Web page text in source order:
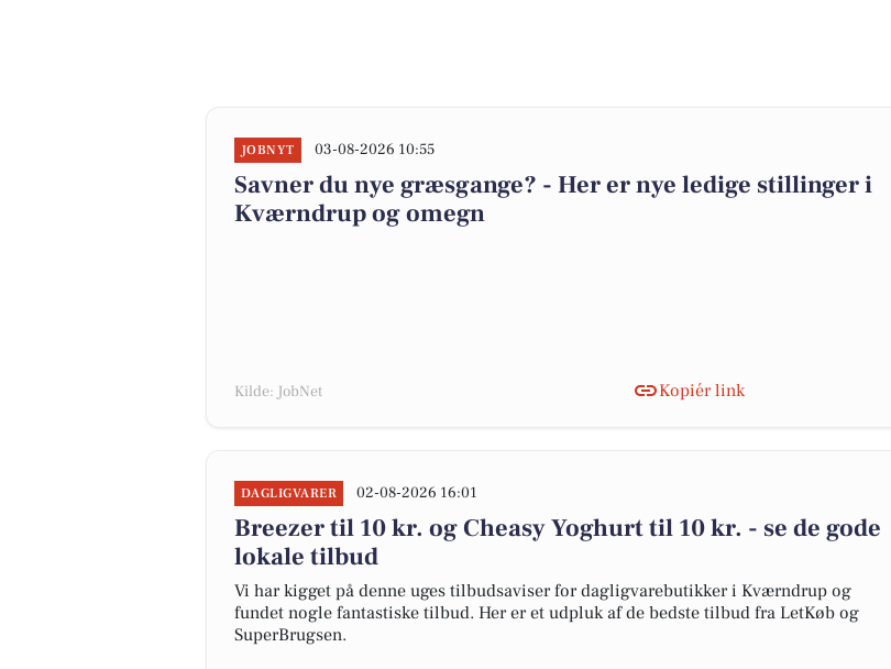
JOBNYT 03-08-2026 10:55
Savner du nye græsgange? - Her er nye ledige stillinger i
Kværndrup og omegn
Kilde: JobNet Kopiér link
DAGLIGVARER 02-08-2026 16:01
Breezer til 10 kr. og Cheasy Yoghurt til 10 kr. - se de gode
lokale tilbud
Vi har kigget på denne uges tilbudsaviser for dagligvarebutikker i Kværndrup og
fundet nogle fantastiske tilbud. Her er et udpluk af de bedste tilbud fra LetKøb og
SuperBrugsen.